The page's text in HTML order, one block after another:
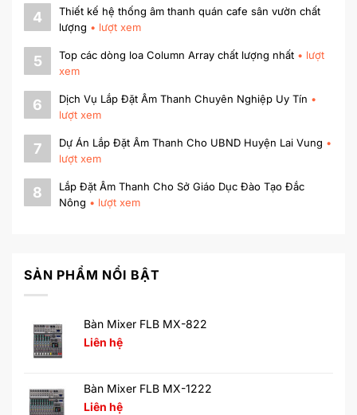
4
Thiết kế hệ thống âm thanh quán cafe sân vườn chất
lượng • lượt xem
5 Top các dòng loa Column Array chất lượng nhất • lượt
xem
6 Dịch Vụ Lắp Đặt Âm Thanh Chuyên Nghiệp Uy Tín •
lượt xem
7 Dự Án Lắp Đặt Âm Thanh Cho UBND Huyện Lai Vung •
lượt xem
8
Lắp Đặt Âm Thanh Cho Sở Giáo Dục Đào Tạo Đắc
Nông • lượt xem
SẢN PHẨM NỔI BẬT
Bàn Mixer FLB MX-822
Liên hệ
Bàn Mixer FLB MX-1222
Liên hệ